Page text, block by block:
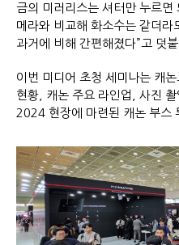
금의 미러리스는 셔터만 누르면
메라와 비교해 화소수는 같더라
과거에 비해 간편해졌다”고 덧붙
이번 미디어 초청 세미나는 캐
현황, 캐논 주요 라인업, 사진
2024 현장에 마련된 캐논 부스